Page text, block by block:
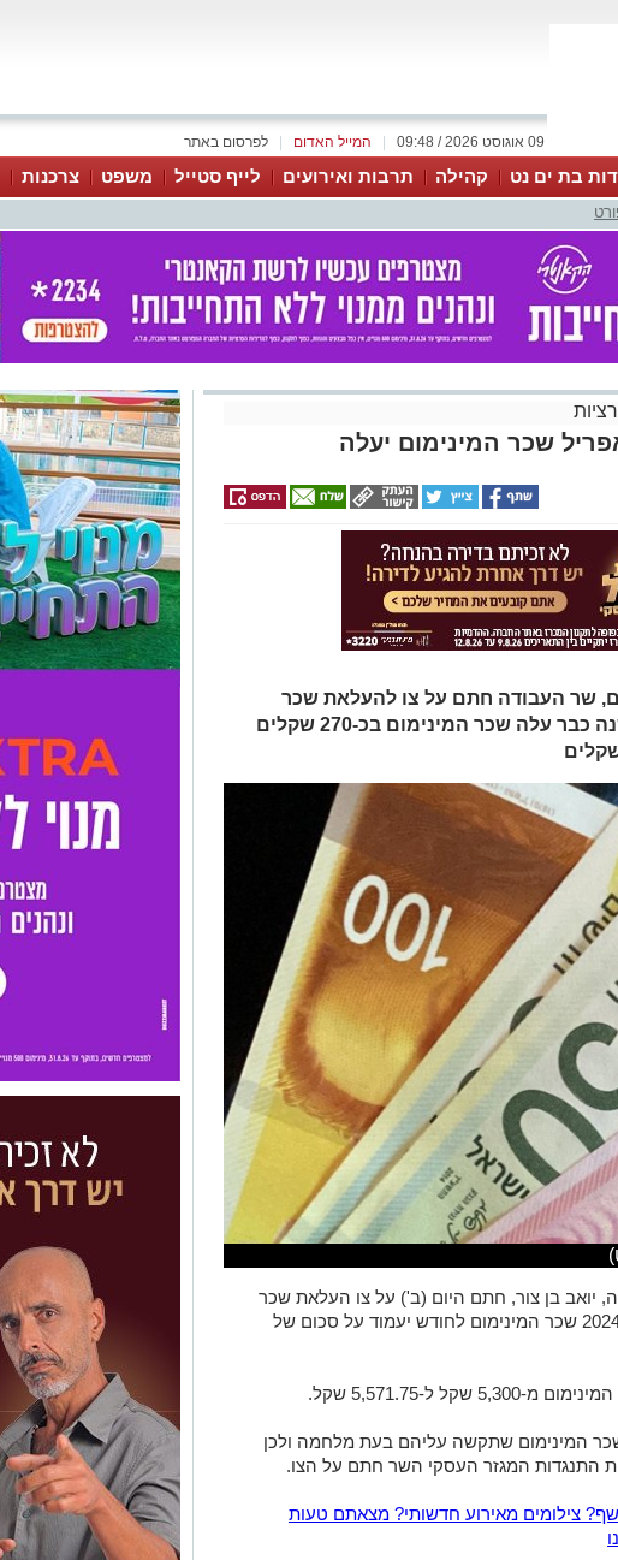
לפרסום באתר המייל האדום 09 אוגוסט 2026 / 09:48
בת ים נט קהילה תרבות ואירועים לייף סטייל משפט צרכנות
שר העבודה חתם על צו להעלאת שכר
המינימום במשק. לפני כשנה כבר עלה שכר המינימום בכ-270 שקלים
יואב בן צור, חתם היום (ב') על צו העלאת שכר
המינימום, והחל מ-1 באפריל 2024 שכר המינימום לחודש יעמוד על סכום של
המינימום שתקשה עליהם בעת מלחמה ולכן
התנגדות המגזר העסקי השר חתם על הצו.
צילומים מאירוע חדשותי? מצאתם טעות